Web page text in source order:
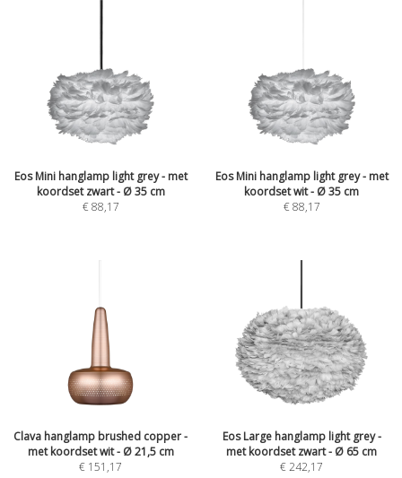
Eos Mini hanglamp light grey - met
koordset zwart - Ø 35 cm
€88,17
Eos Mini hanglamp light grey - met
koordset wit - Ø 35 cm
€88,17
Clava hanglamp brushed copper -
met koordset wit - Ø 21,5 cm
€ 151,17
Eos Large hanglamp light grey -
met koordset zwart - Ø 65 cm
€242,17